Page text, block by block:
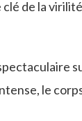
de la
le